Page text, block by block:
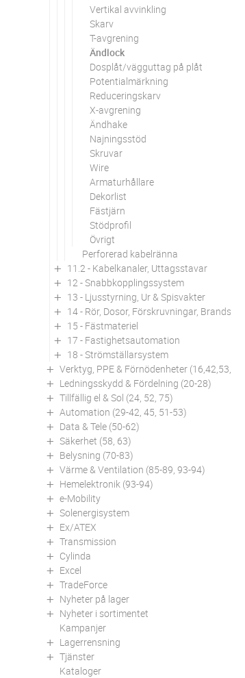
Vertikal avvinkling
Skarv
T-avgrening
Ändlock
Dosplåt/vägguttag på plåt
Potentialmärkning
Reduceringskarv
X-avgrening
Ändhake
Najningsstöd
Skruvar
Wire
Armaturhållare
Dekorlist
Fästjärn
Stödprofil
Övrigt
Perforerad kabelränna
11.2 - Kabelkanaler, Uttagsstavar
12 - Snabbkopplingssystem
13 - Ljusstyrning, Ur & Spisvakter
14 - Rör, Dosor, Förskruvningar, Brandskydd
15 - Fästmateriel
17 - Fastighetsautomation
18 - Strömställarsystem
Verktyg, PPE & Förnödenheter (16,42,53,94)
Ledningsskydd & Fördelning (20-28)
Tillfällig el & Sol (24, 52, 75)
Automation (29-42, 45, 51-53)
Data & Tele (50-62)
Säkerhet (58, 63)
Belysning (70-83)
Värme & Ventilation (85-89, 93-94)
Hemelektronik (93-94)
e-Mobility
Solenergisystem
Ex/ATEX
Transmission
Cylinda
Excel
TradeForce
Nyheter på lager
Nyheter i sortimentet
Kampanjer
Lagerrensning
Tjänster
Kataloger